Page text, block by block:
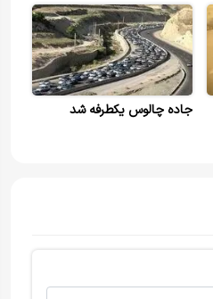
جاده چالوس یکطرفه شد